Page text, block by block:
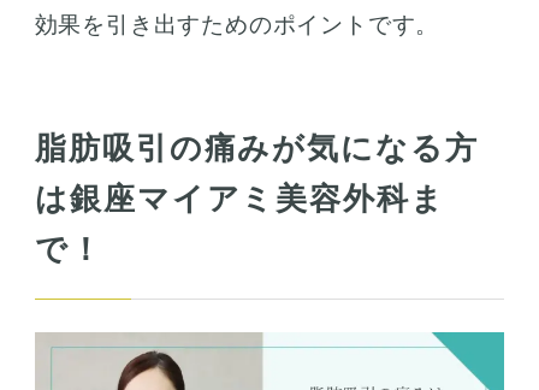
効果を引き出すためのポイントです。
脂肪吸引の痛みが気になる方
は銀座マイアミ美容外科ま
で！